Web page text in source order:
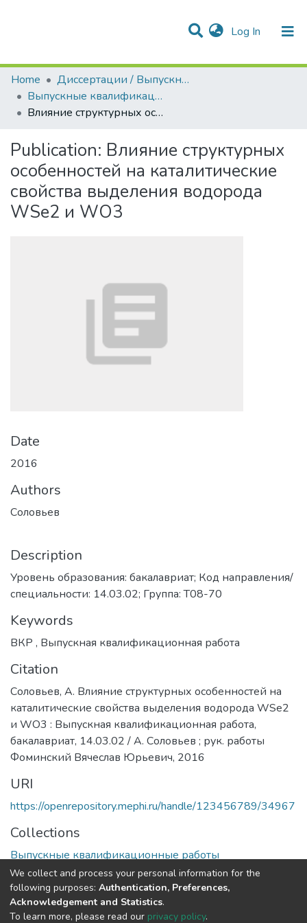
Log In (current)
Communities & Collections
Statistics
All of DSpace
Home
Диссертации / Выпускные квалификационные работы
Выпускные квалификационные работы
Влияние структурных особенностей на каталитические свойства выделения водорода WSe2 и WO3
Publication: Влияние структурных
особенностей на каталитические
свойства выделения водорода
WSe2 и WO3
Date
2016
Authors
Соловьев
Description
Уровень образования: бакалавриат; Код направления/
специальности: 14.03.02; Группа: Т08-70
Keywords
ВКР , Выпускная квалификационная работа
Citation
Соловьев, А. Влияние структурных особенностей на
каталитические свойства выделения водорода WSe2
и WO3 : Выпускная квалификационная работа,
бакалавриат, 14.03.02 / А. Соловьев ; рук. работы
Фоминский Вячеслав Юрьевич, 2016
URI
https://openrepository.mephi.ru/handle/123456789/34967
Collections
Выпускные квалификационные работы
Full item page
We collect and process your personal information for the
following purposes: Authentication, Preferences,
Acknowledgement and Statistics.
To learn more, please read our privacy policy.